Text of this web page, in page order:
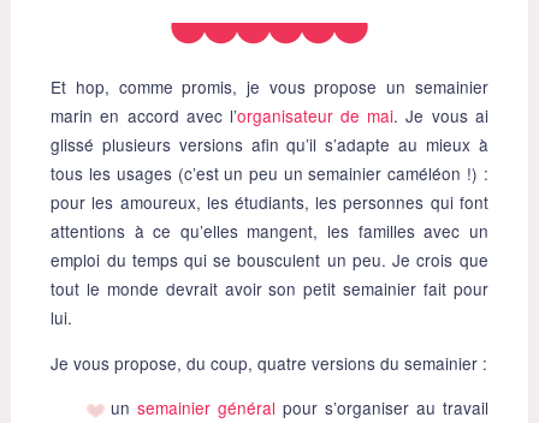
Et hop, comme promis, je vous propose un semainier
marin en accord avec l’organisateur de mai. Je vous ai
glissé plusieurs versions afin qu’il s’adapte au mieux à
tous les usages (c’est un peu un semainier caméléon !) :
pour les amoureux, les étudiants, les personnes qui font
attentions à ce qu’elles mangent, les familles avec un
emploi du temps qui se bousculent un peu. Je crois que
tout le monde devrait avoir son petit semainier fait pour
lui.
Je vous propose, du coup, quatre versions du semainier :
unsemainier général pour s’organiser au travail